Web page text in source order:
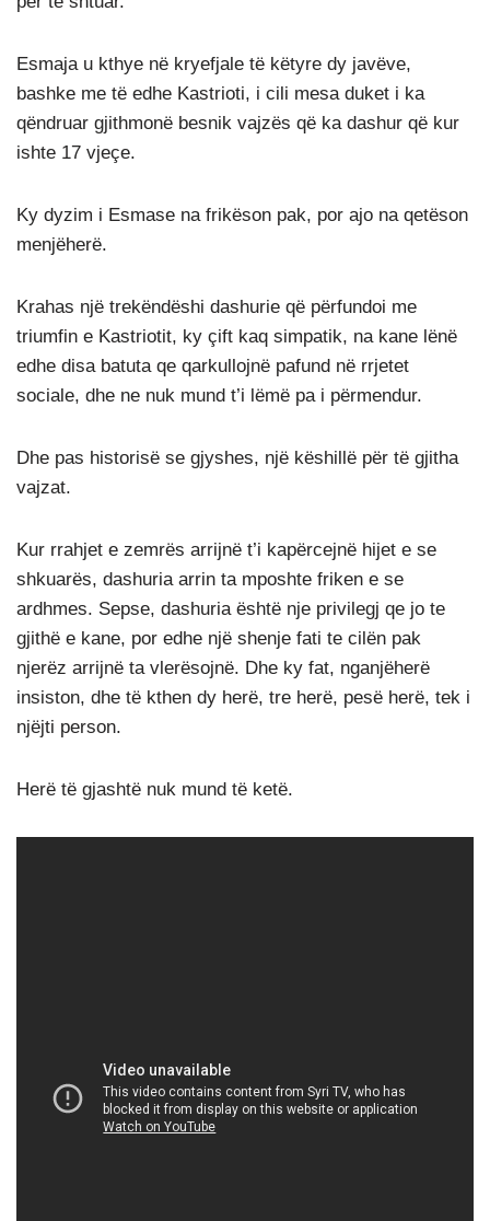
Esmaja u kthye në kryefjale të këtyre dy javëve,
bashke me të edhe Kastrioti, i cili mesa duket i ka
qëndruar gjithmonë besnik vajzës që ka dashur që kur
ishte 17 vjeçe.
Ky dyzim i Esmase na frikëson pak, por ajo na qetëson
menjëherë.
Krahas një trekëndëshi dashurie që përfundoi me
triumfin e Kastriotit, ky çift kaq simpatik, na kane lënë
edhe disa batuta qe qarkullojnë pafund në rrjetet
sociale, dhe ne nuk mund t’i lëmë pa i përmendur.
Dhe pas historisë se gjyshes, një këshillë për të gjitha
vajzat.
Kur rrahjet e zemrës arrijnë t’i kapërcejnë hijet e se
shkuarës, dashuria arrin ta mposhte friken e se
ardhmes. Sepse, dashuria është nje privilegj qe jo te
gjithë e kane, por edhe një shenje fati te cilën pak
njerëz arrijnë ta vlerësojnë. Dhe ky fat, nganjëherë
insiston, dhe të kthen dy herë, tre herë, pesë herë, tek i
njëjti person.
Herë të gjashtë nuk mund të ketë.